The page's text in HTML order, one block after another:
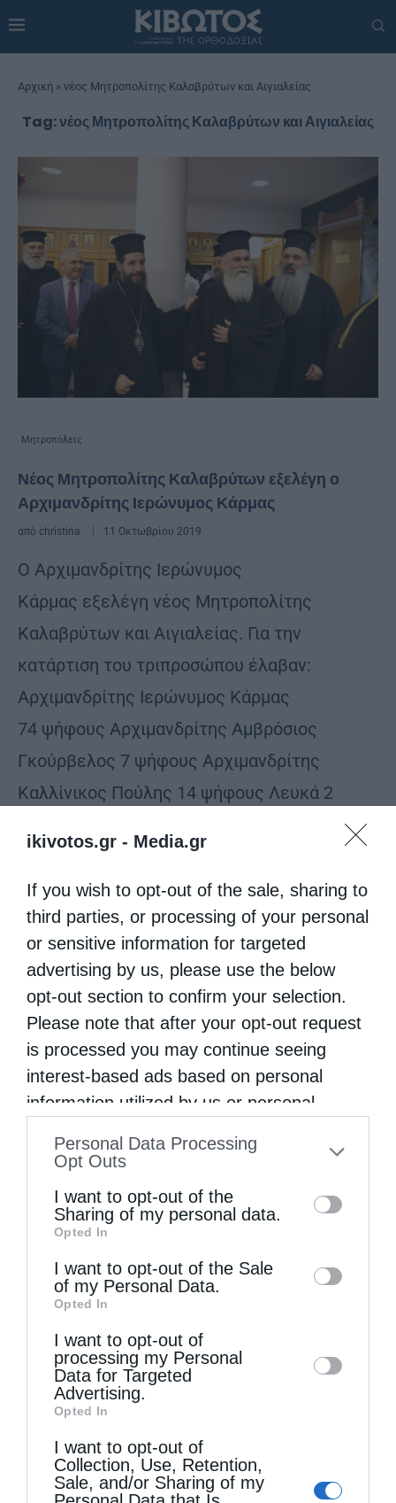
ikivotos.gr - Media.gr
If you wish to opt-out of the sale, sharing to
third parties, or processing of your personal
or sensitive information for targeted
advertising by us, please use the below
opt-out section to confirm your selection.
Please note that after your opt-out request
is processed you may continue seeing
interest-based ads based on personal
information utilized by us or personal
to your opt-out. You may separately opt-out
information by third parties on the IAB’s list
of downstream participants. This
information may also be disclosed by us to
third parties on theIAB’s List of
Downstream Participants
disclose it to other third parties.
Personal Data Processing
Opt Outs
I want to opt-out of the
Sharing of my personal data.
Opted In
I want to opt-out of the Sale
of my Personal Data.
Opted In
I want to opt-out of
processing my Personal
Data for Targeted
Advertising.
Opted In
I want to opt-out of
Collection, Use, Retention,
Sale, and/or Sharing of my
Αρχική » νέος Μητροπολίτης Καλαβρύτων και Αιγιαλείας
Tag:νέος Μητροπολίτης Καλαβρύτων και Αιγιαλείας
Μητροπόλεις
Νέος Μητροπολίτης Καλαβρύτων εξελέγη ο
Αρχιμανδρίτης Ιερώνυμος Κάρμας
από christina 11 Οκτωβρίου 2019
Ο Αρχιμανδρίτης Ιερώνυμος
Κάρμας εξελέγη νέος Μητροπολίτης
Καλαβρύτων και Αιγιαλείας. Για την
κατάρτιση του τριπροσώπου έλαβαν:
Αρχιμανδρίτης Ιερώνυμος Κάρμας
74 ψήφους Αρχιμανδρίτης Αμβρόσιος
Γκούρβελος 7 ψήφους Αρχιμανδρίτης
Καλλίνικος Πούλης 14 ψήφους Λευκά 2
Τελευταία άρθρα
Ιερά Παράκληση προς την Υπεραγία Θεοτόκο στα